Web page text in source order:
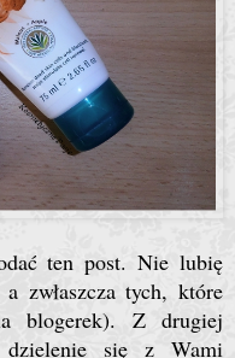
ten post. Nie lubię
zwłaszcza tych, które
blogerek). Z drugiej
dzielenie się z Wami